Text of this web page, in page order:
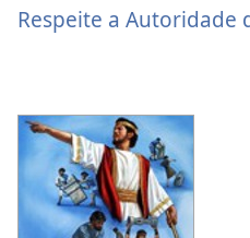
de
download
Respeite
a
Autoridade
de
Jeová
Respeite
Jeová
Respeite a Autoridade